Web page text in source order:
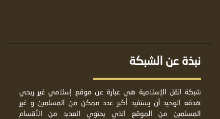
نبذة عن الشبكة
شبكة القل الإسلامية هي عبارة عن موقع إسلامي غير ربحي
هدفه الوحيد أن يستفيد أكبر عدد ممكن من المسلمين و غير
المسلمين من الموقع الذي يحتوي العديد من الأقسام